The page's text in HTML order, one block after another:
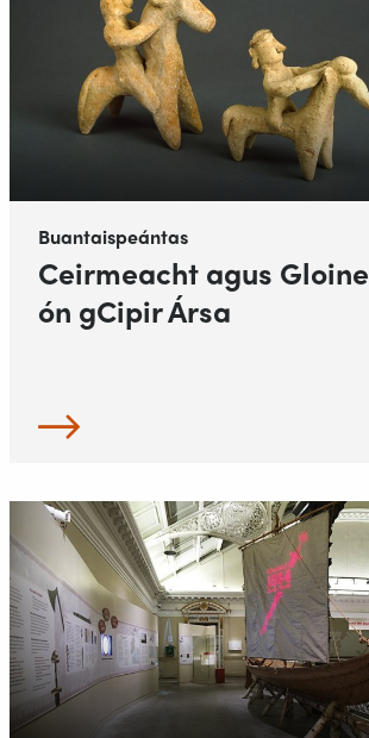
Buantaispeántas
Ceirmeacht agus Gloine
ón gCipir Ársa